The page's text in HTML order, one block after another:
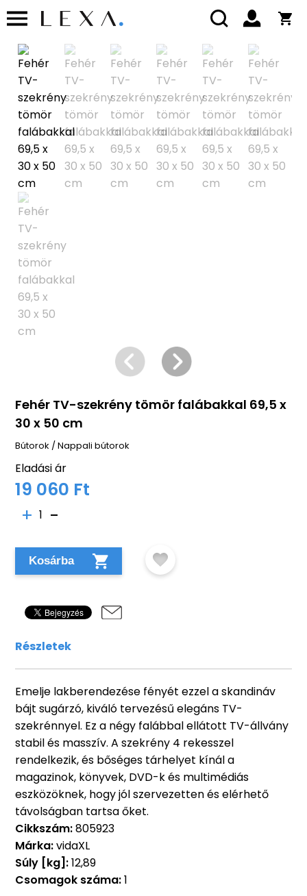
Fehér TV-szekrény tömör falábakkal 69,5 x
30 x 50 cm
Bútorok /Nappali bútorok
Eladási ár
19 060 Ft
1
Kosárba
Részletek
Emelje lakberendezése fényét ezzel a skandináv
bájt sugárzó, kiváló tervezésű elegáns TV-
szekrénnyel. Ez a négy falábbal ellátott TV-állvány
stabil és masszív. A szekrény 4 rekesszel
rendelkezik, és bőséges tárhelyet kínál a
magazinok, könyvek, DVD-k és multimédiás
eszközöknek, hogy jól szervezetten és elérhető
távolságban tartsa őket.
Cikkszám:805923
Márka:vidaXL
Súly [kg]:12,89
Csomagok száma:1